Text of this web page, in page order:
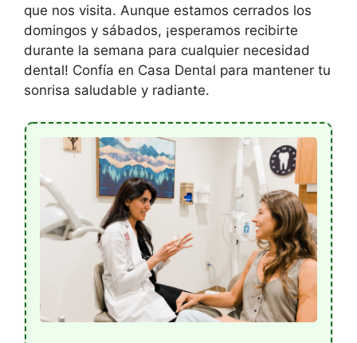
que nos visita. Aunque estamos cerrados los
domingos y sábados, ¡esperamos recibirte
durante la semana para cualquier necesidad
dental! Confía en Casa Dental para mantener tu
sonrisa saludable y radiante.